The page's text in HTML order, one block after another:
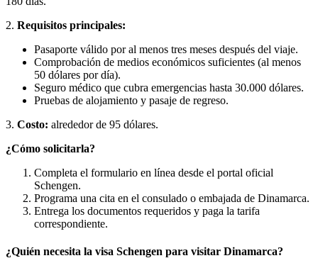
2. Requisitos principales:
Pasaporte válido por al menos tres meses después del viaje.
Comprobación de medios económicos suficientes (al menos
50 dólares por día).
Seguro médico que cubra emergencias hasta 30.000 dólares.
Pruebas de alojamiento y pasaje de regreso.
3. Costo: alrededor de 95 dólares.
¿Cómo solicitarla?
Completa el formulario en línea desde el portal oficial
Schengen.
Programa una cita en el consulado o embajada de Dinamarca.
Entrega los documentos requeridos y paga la tarifa
correspondiente.
¿Quién necesita la visa Schengen para visitar Dinamarca?